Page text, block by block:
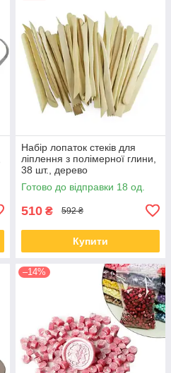
Набір лопаток стеків для
ліплення з полімерної глини,
38 шт., дерево
Готово до відправки 18 од.
510 ₴ 592 ₴
Купити
–14%